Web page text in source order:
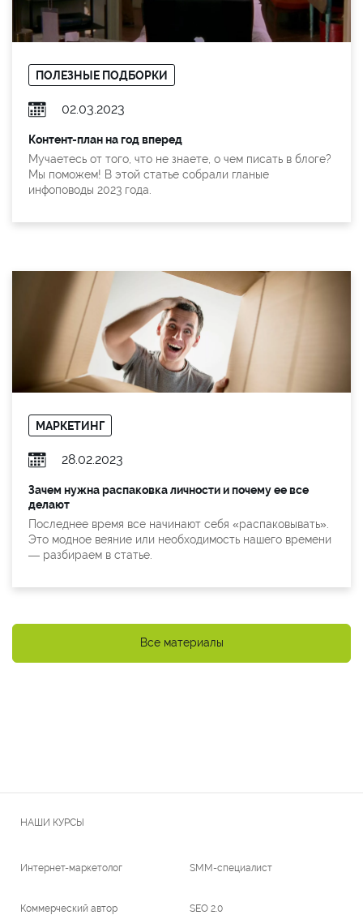
ПОЛЕЗНЫЕ ПОДБОРКИ
02.03.2023
Контент-план на год вперед
Мучаетесь от того, что не знаете, о чем писать в блоге?
Мы поможем! В этой статье собрали гланые
инфоповоды 2023 года.
МАРКЕТИНГ
28.02.2023
Зачем нужна распаковка личности и почему ее все
делают
Последнее время все начинают себя «распаковывать».
Это модное веяние или необходимость нашего времени
— разбираем в статье.
Все материалы
НАШИ КУРСЫ
Интернет-маркетолог SMM-специалист
Коммерческий автор SEO 2.0